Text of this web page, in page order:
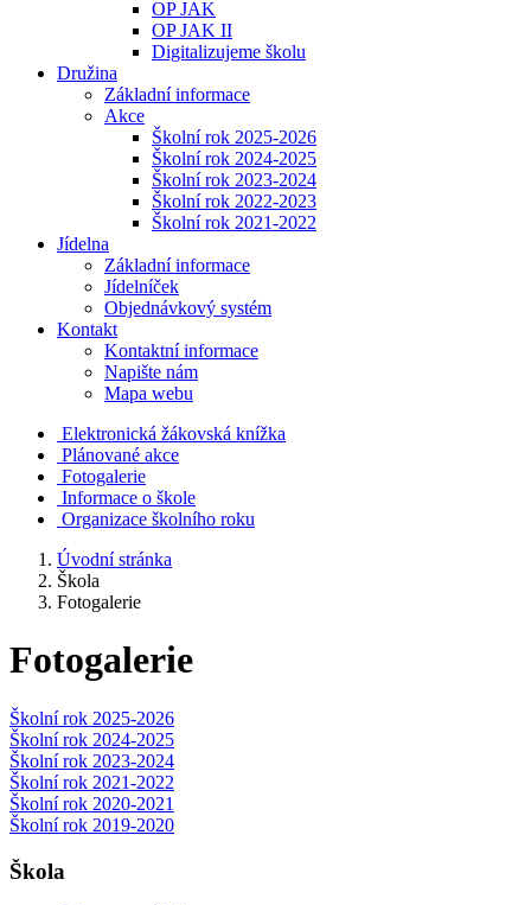
OP JAK
OP JAK II
Digitalizujeme školu
Družina
Základní informace
Akce
Školní rok 2025-2026
Školní rok 2024-2025
Školní rok 2023-2024
Školní rok 2022-2023
Školní rok 2021-2022
Jídelna
Základní informace
Jídelníček
Objednávkový systém
Kontakt
Kontaktní informace
Napište nám
Mapa webu
Elektronická žákovská knížka
Plánované akce
Fotogalerie
Informace o škole
Organizace školního roku
Úvodní stránka
Škola
Fotogalerie
Fotogalerie
Školní rok 2025-2026
Školní rok 2024-2025
Školní rok 2023-2024
Školní rok 2021-2022
Školní rok 2020-2021
Školní rok 2019-2020
Škola